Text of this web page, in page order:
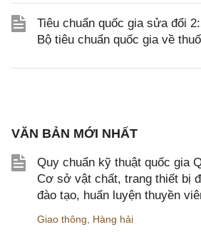
Tiêu chuẩn quốc gia sửa đổi
Bộ tiêu chuẩn quốc gia về
VĂN BẢN MỚI NHẤT
Quy chuẩn kỹ thuật quốc gia
Cơ sở vật chất, trang thiết bị
đào tạo, huấn luyện thuyền
Giao thông Hàng hải